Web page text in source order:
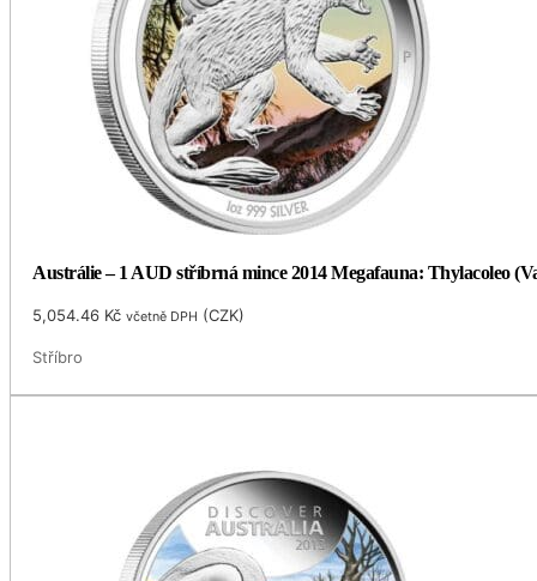
Austrálie – 1 AUD stříbrná mince 2014 Megafauna: Thylacoleo
5,054.46 Kč včetně DPH (CZK)
Stříbro